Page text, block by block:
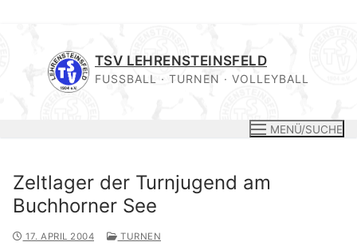
springen
TSV LEHRENSTEINSFELD
FUSSBALL · TURNEN · VOLLEYBALL
MENÜ/SUCHE
Zeltlager der Turnjugend am
Buchhorner See
17. APRIL 2004 TURNEN